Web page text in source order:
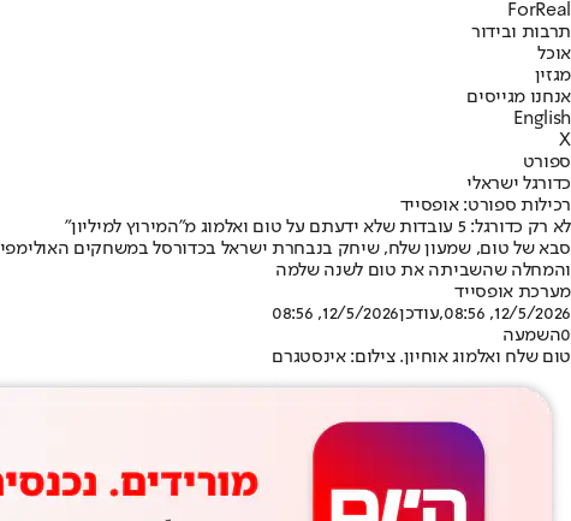
ForReal
תרבות ובידור
אוכל
מגזין
אנחנו מגייסים
English
X
ספורט
כדורגל ישראלי
רכילות ספורט: אופסייד
לא רק כדורגל: 5 עובדות שלא ידעתם על טום ואלמוג מ"המירוץ למיליון"
סבא של טום, שמעון שלח, שיחק בנבחרת ישראל בכדורסל במשחקים
והמחלה שהשביתה את טום לשנה שלמה
מערכת אופסייד
12/5/2026, 08:56
,עודכן12/5/2026, 08:56
0השמעה
טום שלח ואלמוג אוחיון. צילום: אינסטגרם